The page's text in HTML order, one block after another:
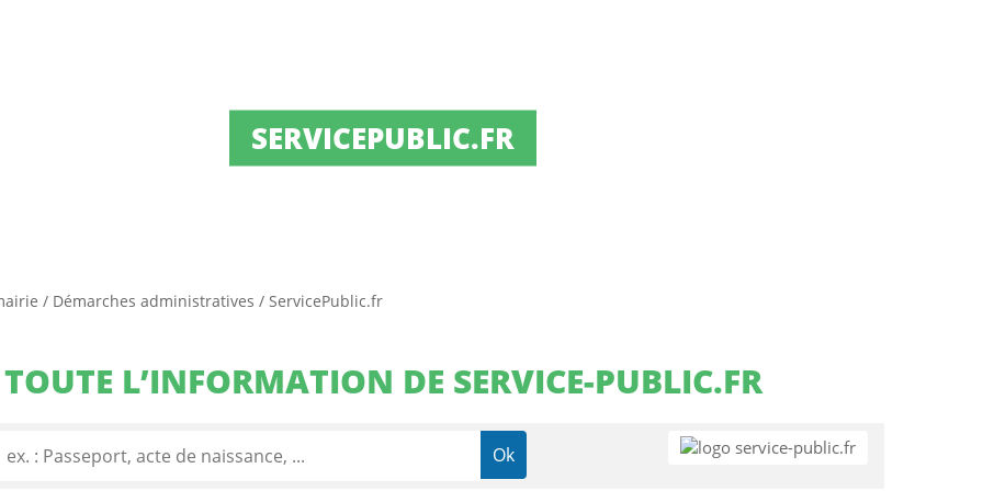
SERVICEPUBLIC.FR
/ Démarches administratives / ServicePublic.fr
TOUTE L’INFORMATION DE SERVICE-PUBLIC.FR